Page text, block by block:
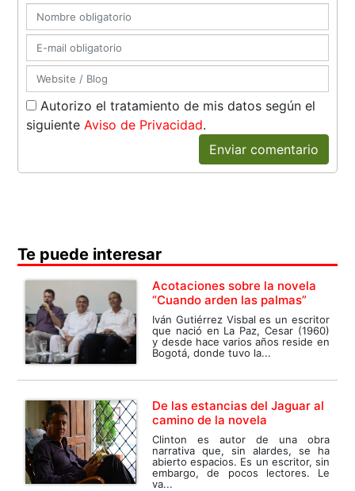
Autorizo el tratamiento de mis datos según el
siguiente Aviso de Privacidad.
Enviar comentario
Te puede interesar
Acotaciones sobre la novela
“Cuando arden las palmas”
Iván Gutiérrez Visbal es un escritor
que nació en La Paz, Cesar (1960)
y desde hace varios años reside en
Bogotá, donde tuvo la...
De las estancias del Jaguar al
camino de la novela
Clinton es autor de una obra
narrativa que, sin alardes, se ha
abierto espacios. Es un escritor, sin
embargo, de pocos lectores. Le
va...